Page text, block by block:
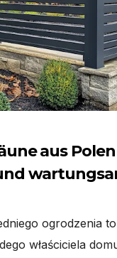
aus Polen
ogrodzenia
właściciela